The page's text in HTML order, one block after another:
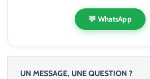
💬 WhatsApp
UN MESSAGE, UNE QUESTION ?